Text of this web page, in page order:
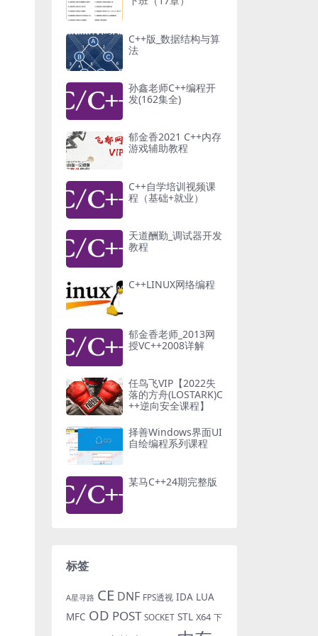
C++版_数据结构与算
法
孙鑫老师C++编程开
发(162集全)
郁金香2021 C++内存
游戏辅助教程
C++自学培训视频课
程（基础+就业）
天道酬勤_调试器开发
教程
C++LINUX网络编程
郁金香老师_2013网
授VC++2008详解
任鸟飞VIP【2022失
落的方舟(LOSTARK)C
++逆向安全课程】
择善Windows界面UI
自绘编程系列课程
某马C++24期完整版
标签
A星寻路 CE DNF FPS透视 IDA LUA
MFC OD POST SOCKET STL X64 下